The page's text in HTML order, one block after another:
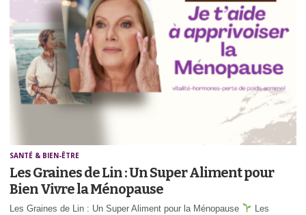
SANTÉ & BIEN-ÊTRE
Les Graines de Lin : Un Super Aliment pour
Bien Vivre la Ménopause
Les Graines de Lin : Un Super Aliment pour la Ménopause
Les